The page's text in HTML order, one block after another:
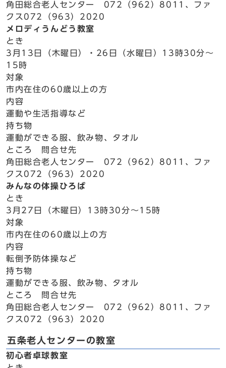
角田総合老人センター 072（962）8011、ファ
クス072（963）2020
メロディうんどう教室
とき
3月13日（木曜日）・26日（水曜日）13時30分～
15時
対象
市内在住の60歳以上の方
内容
運動や生活指導など
持ち物
運動ができる服、飲み物、タオル
ところ 問合せ先
角田総合老人センター 072（962）8011、ファ
クス072（963）2020
みんなの体操ひろば
とき
3月27日（木曜日）13時30分～15時
対象
市内在住の60歳以上の方
内容
転倒予防体操など
持ち物
運動ができる服、飲み物、タオル
ところ 問合せ先
角田総合老人センター 072（962）8011、ファ
クス072（963）2020
五条老人センターの教室
初心者卓球教室